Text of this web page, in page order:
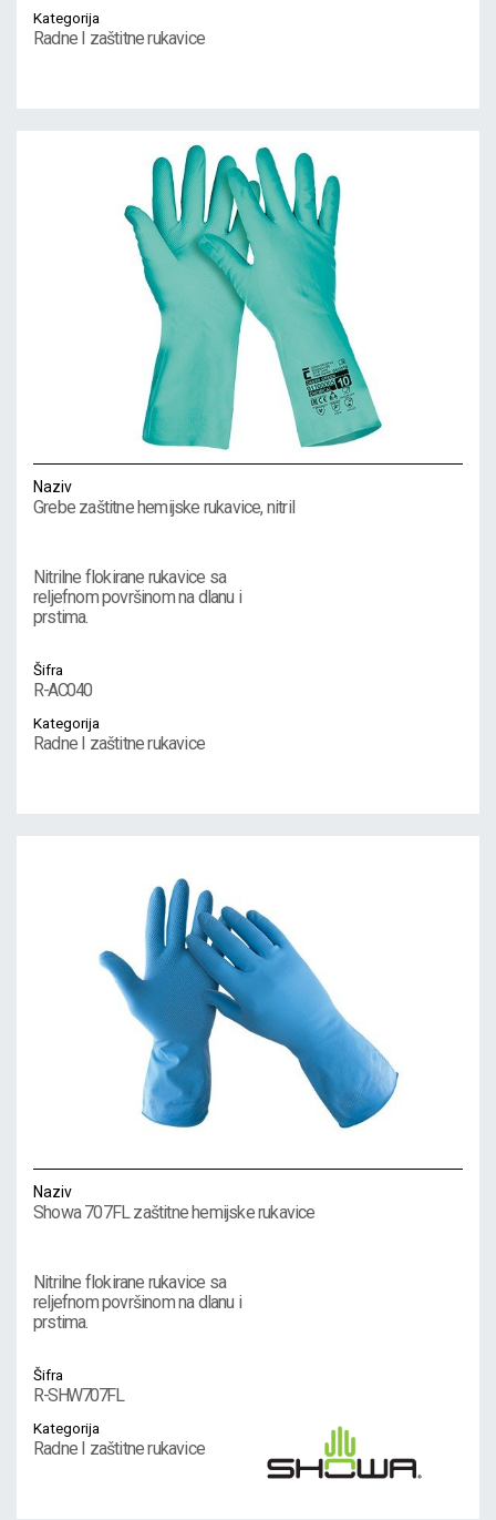
Kategorija
Radne I zaštitne rukavice
Naziv
Grebe zaštitne hemijske rukavice, nitril
Nitrilne flokirane rukavice sa
reljefnom površinom na dlanu i
prstima.
Šifra
R-AC040
Kategorija
Radne I zaštitne rukavice
Naziv
Showa 707FL zaštitne hemijske rukavice
Nitrilne flokirane rukavice sa
reljefnom površinom na dlanu i
prstima.
Šifra
R-SHW707FL
Kategorija
Radne I zaštitne rukavice